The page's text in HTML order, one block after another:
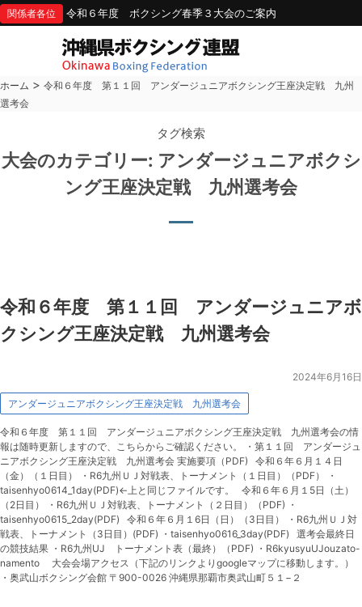
関係者各位 令和６年度 ボクシング春季３大会のご案内
ホーム > 令和６年度 第１１回 アンダージュニアボクシング王座決定戦 九州
選考会
japan amateur boxing
タグ検索
大会のカテゴリー: アンダージュニアボクシ
ング王座決定戦 九州選考会
令和６年度 第１１回 アンダージュニアボ
クシング王座決定戦 九州選考会
2024年6月16日
アンダージュニアボクシング王座決定戦 九州選考会
令和６年度 第１１回 アンダージュニアボクシング王座決定戦 九州選考会の情
報は随時更新しますので、こちらからご確認ください。 ・第１１回 アンダージュ
ニアボクシング王座決定戦 九州選考会 実施要項（PDF) 令和６年６月１４日
（金）（１日目） ・R6九州ＵＪ対戦表、トーナメント（１日目）（PDF） ・
taisenhyo0614_1day(PDF)←上と同じファイルです。 令和６年６月１5日（土）
（2日目） ・R6九州ＵＪ対戦表、トーナメント（２日目）（PDF) ・
taisenhyo0615_2day(PDF) 令和６年６月１6日（日）（3日目） ・R6九州ＵＪ対
戦表、トーナメント（3日目）(PDF) ・taisenhyo0616_3day(PDF) 選考会最終日
の競技結果 ・R6九州UJ トーナメント表（最終）（PDF) ・R6kyusyuUJouzato-
namento 大会会場アクセス（下記のリンクよりgoogleマップに移動します。）
・奥武山ボクシング会館 〒900-0026 沖縄県那覇市奥武山町５１−２